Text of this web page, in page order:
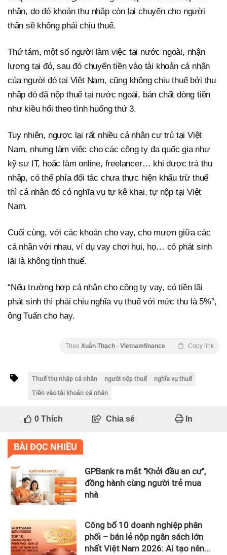
nhân, do đó khoản thu nhập còn lại chuyển cho người
thân sẽ không phải chịu thuế.
Thứ tám, một số người làm việc tại nước ngoài, nhận
lương tại đó, sau đó chuyển tiền vào tài khoản cá nhân
của người đó tại Việt Nam, cũng không chịu thuế bởi thu
nhập đó đã nộp thuế tại nước ngoài, bản chất dòng tiền
như kiều hối theo tình huống thứ 3.
Tuy nhiên, ngược lại rất nhiều cá nhân cư trú tại Việt
Nam, nhưng làm việc cho các công ty đa quốc gia như
kỹ sư IT, hoặc làm online, freelancer… khi được trả thu
nhập, có thể phía đối tác chưa thực hiện khấu trừ thuế
thì cá nhân đó có nghĩa vụ tự kê khai, tự nộp tại Việt
Nam.
Cuối cùng, với các khoản cho vay, cho mượn giữa các
cá nhân với nhau, ví dụ vay chơi hụi, họ… có phát sinh
lãi là không tính thuế.
“Nếu trường hợp cá nhân cho công ty vay, có tiền lãi
phát sinh thì phải chịu nghĩa vụ thuế với mức thu là 5%”,
ông Tuấn cho hay.
Theo Xuân Thạch - Vietnamfinance Copy link
Thuế thu nhập cá nhân người nộp thuế
nghĩa vụ thuế
Tiền vào tài khoản cá nhân
0Thích Chia sẻ In
BÀI ĐỌC NHIỀU
GPBank ra mắt "Khởi đầu an cư",
đồng hành cùng người trẻ mua
nhà
Công bố 10 doanh nghiệp phân
phối – bán lẻ nộp ngân sách lớn
nhất Việt Nam 2026: Ai tạo nên